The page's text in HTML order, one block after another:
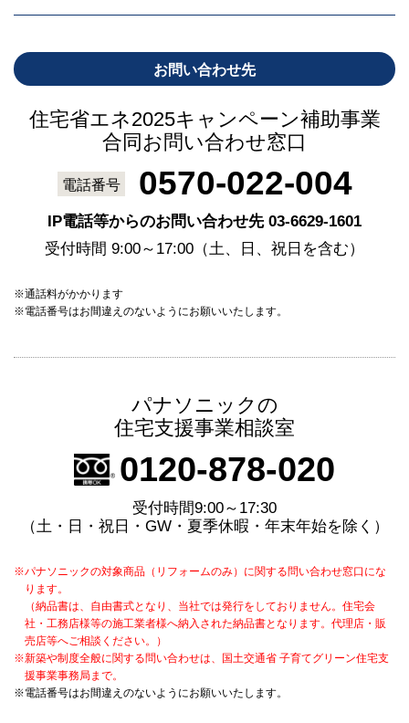
お問い合わせ先
住宅省エネ2025キャンペーン補助事業
合同お問い合わせ窓口
電話番号 0570-022-004
IP電話等からのお問い合わせ先 03-6629-1601
受付時間 9:00～17:00（土、日、祝日を含む）
※通話料がかかります
※電話番号はお間違えのないようにお願いいたします。
パナソニックの
住宅支援事業相談室
0120-878-020
受付時間9:00～17:30
（土・日・祝日・GW・夏季休暇・年末年始を除く）
※パナソニックの対象商品（リフォームのみ）に関する問い合わせ窓口にな
ります。
（納品書は、自由書式となり、当社では発行をしておりません。住宅会
社・工務店様等の施工業者様へ納入された納品書となります。代理店・販
売店等へご相談ください。）
※新築や制度全般に関する問い合わせは、国土交通省 子育てグリーン住宅支
援事業事務局まで。
※電話番号はお間違えのないようにお願いいたします。